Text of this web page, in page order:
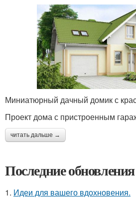
Миниатюрный дачный домик с
Проект дома с пристроенным
читать дальше →
Последние
1. Идеи для вашего вдохновения.